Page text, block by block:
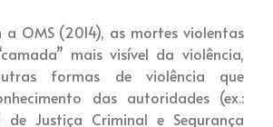
OMS (2014), as mortes violentas
mais visível da violência,
formas de violência que
das autoridades (ex.:
de Justiça Criminal e Segurança